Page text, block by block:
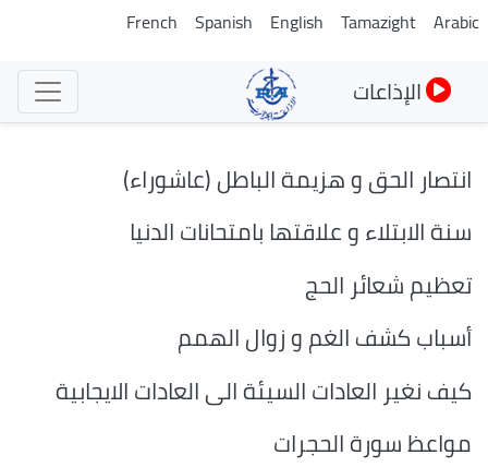
تجاوز
Arabic
Tamazight
English
Spanish
French
الإذاعات
انتصار الحق و هزيمة الباطل (عاشوراء)
سنة الابتلاء و علاقتها بامتحانات الدنيا
تعظيم شعائر الحج
أسباب كشف الغم و زوال الهمم
كيف نغير العادات السيئة الى العادات الايجابية
مواعظ سورة الحجرات